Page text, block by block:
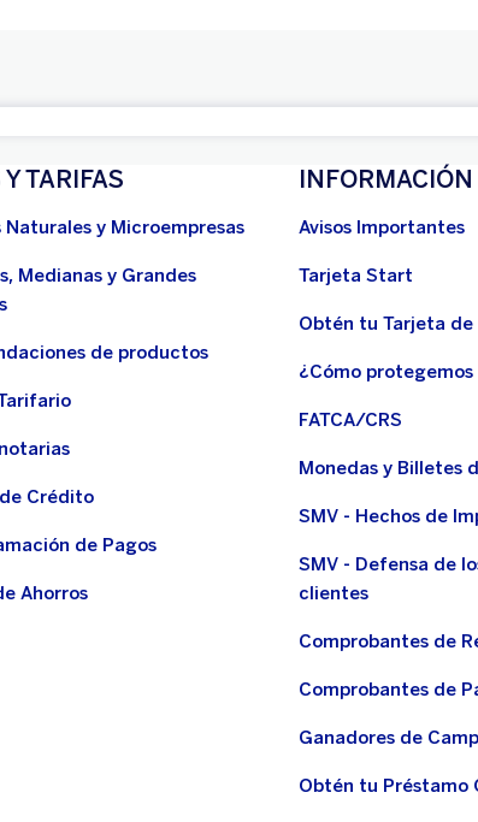
TARIFAS
Naturales y Microempresas
Medianas y Grandes
de productos
Crédito
de Pagos
Ahorros
Avisos Importantes
Tarjeta Start
Obtén tu Tarjeta
¿Cómo
FATCA/CRS
Monedas y Billetes
SMV - Hechos de
SMV - Defensa de
clientes
Comprobantes de
Comprobantes de
Ganadores de
Obtén tu Préstamo